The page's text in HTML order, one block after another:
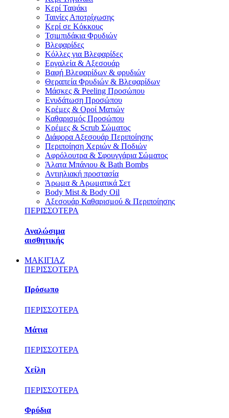
Κερί Ταψάκι
Ταινίες Αποτρίχωσης
Κερί σε Κόκκους
Τσιμπιδάκια Φρυδιών
Βλεφαρίδες
Κόλλες για Βλεφαρίδες
Εργαλεία & Αξεσουάρ
Βαφή Βλεφαρίδων & φρυδιών
Θεραπεία Φρυδιών & Βλεφαρίδων
Μάσκες & Peeling Προσώπου
Ενυδάτωση Προσώπου
Κρέμες & Οροί Ματιών
Καθαρισμός Προσώπου
Κρέμες & Scrub Σώματος
Διάφορα Αξεσουάρ Περιποίησης
Περιποίηση Χεριών & Ποδιών
Αφρόλουτρα & Σφουγγάρια Σώματος
Άλατα Μπάνιου & Bath Bombs
Αντιηλιακή προστασία
Άρωμα & Αρωματικά Σετ
Body Mist & Body Oil
Αξεσουάρ Καθαρισμού & Περιποίησης
ΠΕΡΙΣΣΟΤΕΡΑ
Αναλώσιμα
αισθητικής
ΜΑΚΙΓΙΑΖ
ΠΕΡΙΣΣΟΤΕΡΑ
Πρόσωπο
ΠΕΡΙΣΣΟΤΕΡΑ
Μάτια
ΠΕΡΙΣΣΟΤΕΡΑ
Χείλη
ΠΕΡΙΣΣΟΤΕΡΑ
Φρύδια